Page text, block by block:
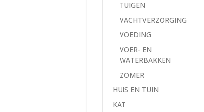
TUIGEN
VACHTVERZORGING
VOEDING
VOER- EN
WATERBAKKEN
ZOMER
HUIS EN TUIN
KAT